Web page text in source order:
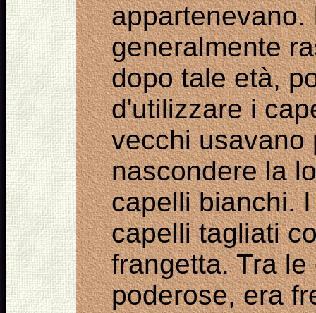
appartenevano.
generalmente
dopo tale età,
d'utilizzare i
vecchi usavano
nascondere la
capelli bianchi.
capelli tagliati
frangetta. Tra
poderose, era